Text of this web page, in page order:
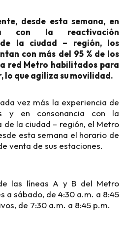
desde esta semana, en
con la reactivación
de la ciudad – región, los
con más del 95 % de los
red Metro habilitados para
lo que agiliza su movilidad.
vez más la experiencia de
y en consonancia con la
la ciudad – región, el Metro
esta semana el horario de
venta de sus estaciones.
las líneas A y B del Metro
a sábado, de 4:30 a.m. a 8:45
de 7:30 a.m. a 8:45 p.m.